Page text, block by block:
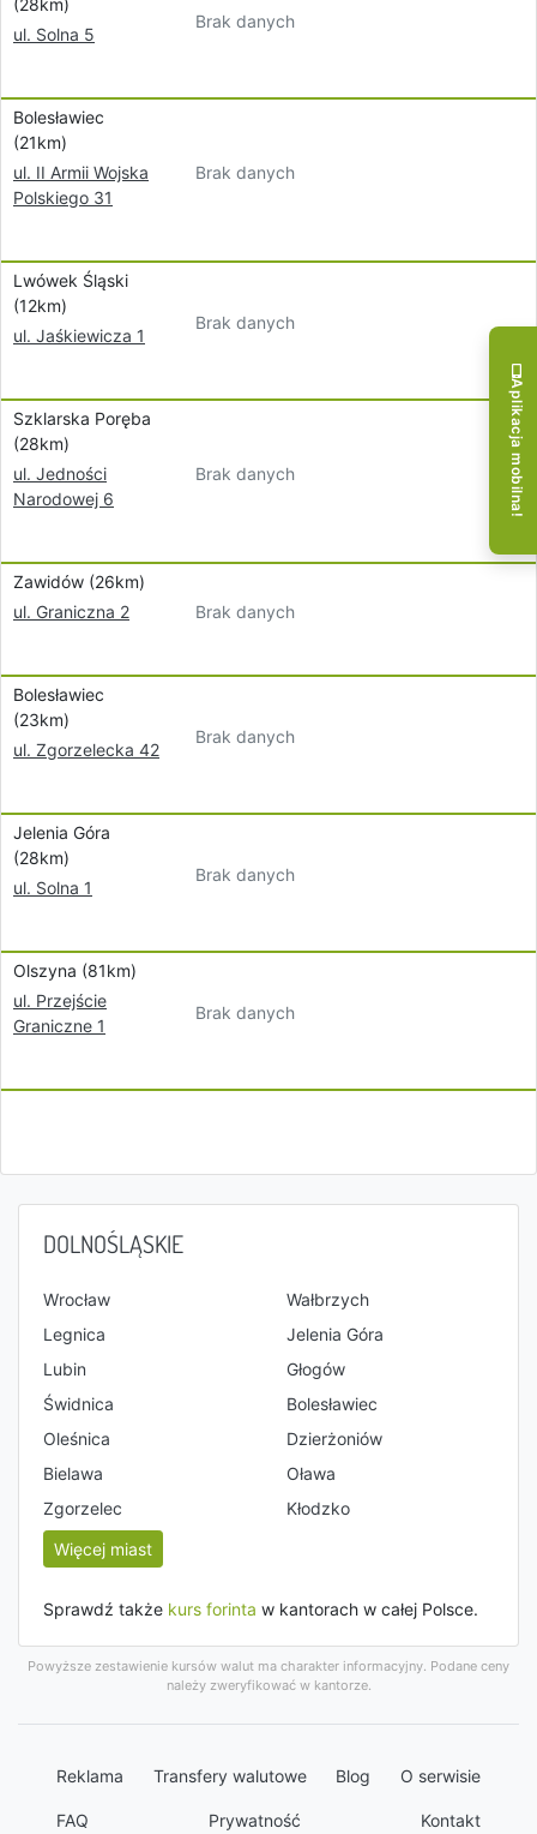
(28km)
ul. Solna 5
Brak danych
Bolesławiec
(21km)
ul. II Armii Wojska
Polskiego 31
Brak danych
Lwówek Śląski
(12km)
ul. Jaśkiewicza 1
Brak danych
Szklarska Poręba
(28km)
ul. Jedności
Narodowej 6
Brak danych
Zawidów (26km)
ul. Graniczna 2
Brak danych
Bolesławiec
(23km)
ul. Zgorzelecka 42
Brak danych
Jelenia Góra
(28km)
ul. Solna 1
Brak danych
Olszyna (81km)
ul. Przejście
Graniczne 1
Brak danych
DOLNOŚLĄSKIE
Wrocław
Wałbrzych
Legnica
Jelenia Góra
Lubin
Głogów
Świdnica
Bolesławiec
Oleśnica
Dzierżoniów
Bielawa
Oława
Zgorzelec
Kłodzko
Więcej miast
Sprawdź także kurs forinta w kantorach w całej Polsce.
Powyższe zestawienie kursów walut ma charakter informacyjny. Podane ceny
należy zweryfikować w kantorze.
Reklama Transfery walutowe Blog O serwisie
FAQ Prywatność Kontakt
Aplikacja mobilna!